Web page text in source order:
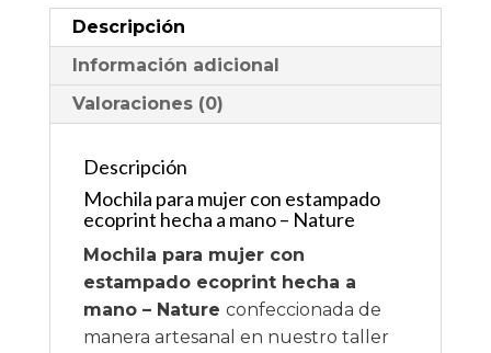
Descripción
Información adicional
Valoraciones (0)
Descripción
Mochila para mujer con estampado
ecoprint hecha a mano – Nature
Mochila para mujer con
estampado ecoprint hecha a
mano – Nature confeccionada de
manera artesanal en nuestro taller